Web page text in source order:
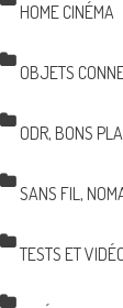
HOME CINÉMA
OBJETS
ODR, BONS
SANS FIL,
TESTS ET